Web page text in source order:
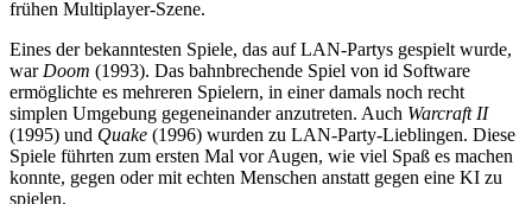
frühen Multiplayer-Szene.
Eines der bekanntesten Spiele, das auf LAN-Partys gespielt wurde,
war Doom (1993). Das bahnbrechende Spiel von id Software
ermöglichte es mehreren Spielern, in einer damals noch recht
simplen Umgebung gegeneinander anzutreten. Auch Warcraft II
(1995) und Quake (1996) wurden zu LAN-Party-Lieblingen. Diese
Spiele führten zum ersten Mal vor Augen, wie viel Spaß es machen
konnte, gegen oder mit echten Menschen anstatt gegen eine KI zu
spielen.